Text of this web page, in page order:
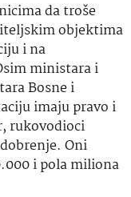
da troše
objektima
i na
ministara i
Bosne i
imaju pravo i
rukovodioci
Oni
i pola miliona